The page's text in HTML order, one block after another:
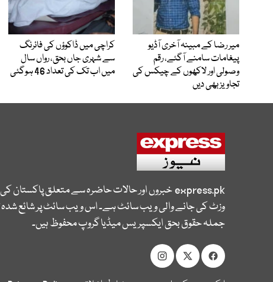
میر رضا کے مبینہ آخری آڈیو
پیغامات سامنے آگئے، رقم
وصولی اور لاکھوں کے چیکس کی
تجاویز بھی دیں
کراچی میں ڈاکوؤں کی فائرنگ
سے شہری جاں بحق، رواں سال
میں اب تک کی تعداد 46 ہوگئی
express.pkخبروں اور حالات حاضرہ سے متعلق پاکستان
وزٹ کی جانے والی ویب سائٹ ہے۔ اس ویب سائٹ پر شائع شدہ
جملہ حقوق بحق ایکسپریس میڈیا گروپ محفوظ ہیں۔